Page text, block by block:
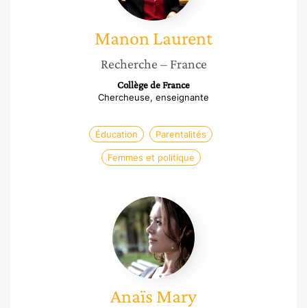
ManonLaurent
Recherche – France
Collège de France
Chercheuse, enseignante
Éducation Parentalités
Femmes et politique
Anaïs
Mary
Anaïs Mary